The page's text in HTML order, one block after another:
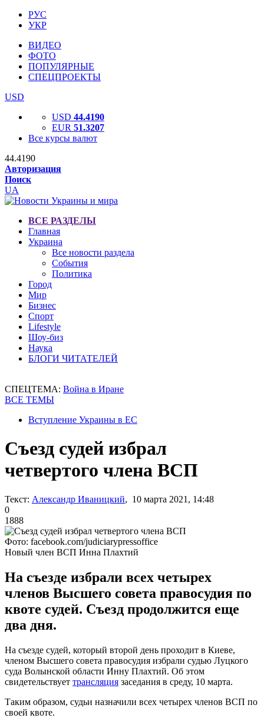
РУС
УКР
ВИДЕО
ФОТО
ПОПУЛЯРНЫЕ
СПЕЦПРОЕКТЫ
USD
USD 44.4190
EUR 51.3207
Все курсы валют
44.4190
Авторизация
Поиск
UA
ВСЕ РАЗДЕЛЫ
Главная
Украина
Все новости раздела
События
Политика
Город
Мир
Бизнес
Спорт
Lifestyle
Шоу-биз
Наука
БЛОГИ ЧИТАТЕЛЕЙ
СПЕЦТЕМА: Война в Иране
ВСЕ ТЕМЫ
Вступление Украины в ЕС
Съезд судей избрал
четвертого члена ВСП
Текст: Александр Иваницкий, 10 марта 2021, 14:48
0
1888
Фото: facebook.com/judiciarypressoffice
Новый член ВСП Инна Плахтий
На съезде избрали всех четырех
членов Высшего совета правосудия по
квоте судей. Съезд продолжится еще
два дня.
На съезде судей, который второй день проходит в Киеве,
членом Высшего совета правосудия избрали судью Луцкого
суда Волынской области Инну Плахтий. Об этом
свидетельствует трансляция заседания в среду, 10 марта.
Таким образом, судьи назначили всех четырех членов ВСП по
своей квоте.